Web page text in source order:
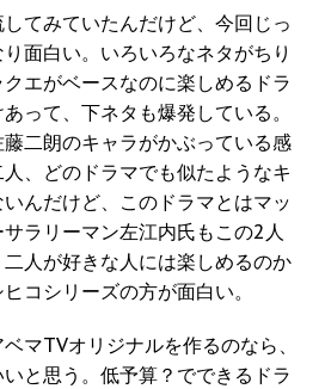
てみていたんだけど、今回じっ
面白い。いろいろなネタがちり
エがベースなのに楽しめるドラ
って、下ネタも爆発している。
二朗のキャラがかぶっている感
、どのドラマでも似たようなキ
んだけど、このドラマとはマッ
ラリーマン左江内氏もこの2人
人が好きな人には楽しめるのか
コシリーズの方が面白い。
マTVオリジナルを作るのなら、
と思う。低予算？でできるドラ